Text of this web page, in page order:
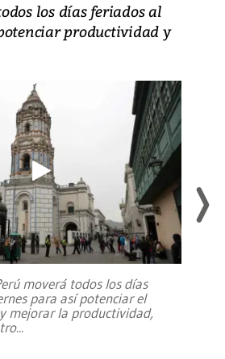
los días feriados al
productividad y
moverá todos los días
para así potenciar el
mejorar la productividad,
...